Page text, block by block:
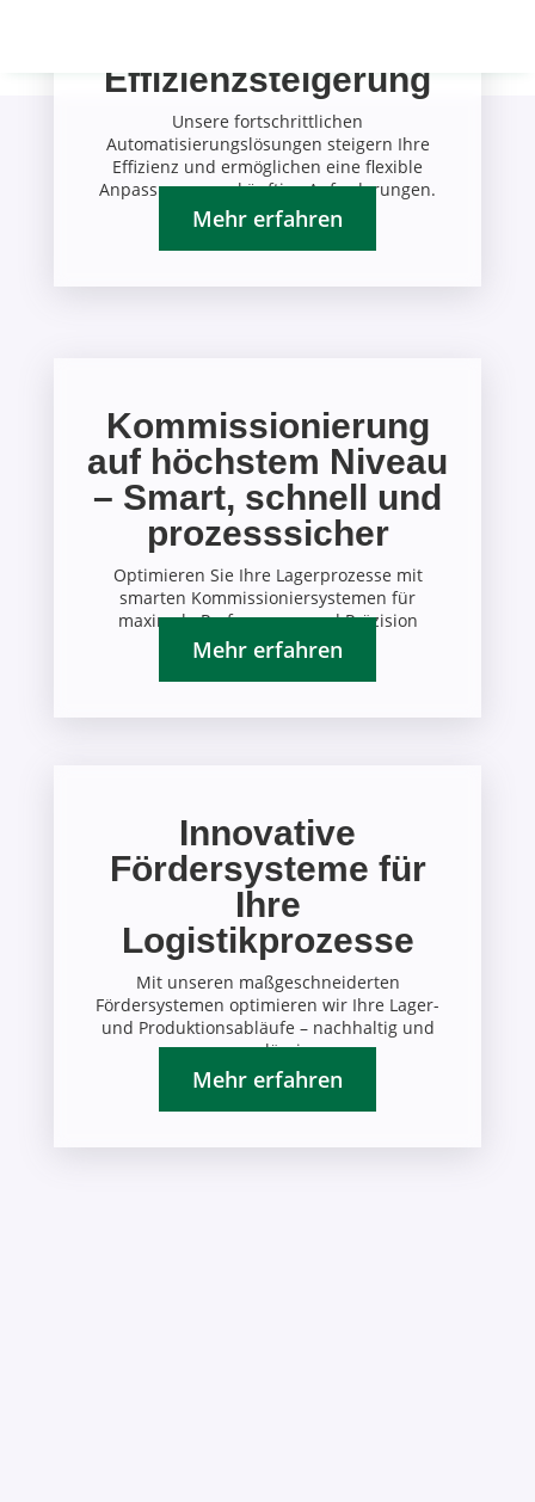
Effizienzsteigerung
Unsere fortschrittlichen
Automatisierungslösungen steigern Ihre
Effizienz und ermöglichen eine flexible
Anpassung an zukünftige Anforderungen.
Mehr erfahren
Kommissionierung
auf höchstem Niveau
– Smart, schnell und
prozesssicher
Optimieren Sie Ihre Lagerprozesse mit
smarten Kommissioniersystemen für
maximale Performance und Präzision
Mehr erfahren
Innovative
Fördersysteme für
Ihre
Logistikprozesse
Mit unseren maßgeschneiderten
Fördersystemen optimieren wir Ihre Lager-
und Produktionsabläufe – nachhaltig und
zuverlässig.
Mehr erfahren